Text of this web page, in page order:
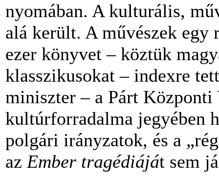
nyomában. A kulturális,
alá került. A művészek egy
ezer könyvet – köztük
klasszikusokat – indexre
miniszter – a Párt Központi
kultúrforradalma jegyében
polgári irányzatok, és a
az Ember tragédiáját sem